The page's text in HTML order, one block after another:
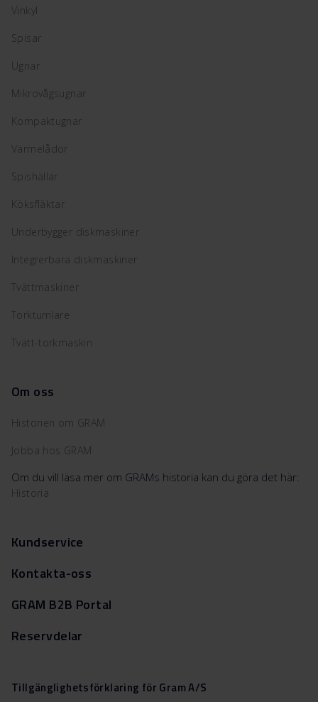
Vinkyl
Spisar
Ugnar
Mikrovågsugnar
Kompaktugnar
Värmelådor
Spishällar
Köksfläktar
Underbygger diskmaskiner
Integrerbara diskmaskiner
Tvättmaskiner
Torktumlare
Tvätt-torkmaskin
Om oss
Historien om GRAM
Jobba hos GRAM
Om du vill läsa mer om GRAMs historia kan du göra det här:
Historia
Kundservice
Kontakta-oss
GRAM B2B Portal
Reservdelar
Tillgänglighetsförklaring för Gram A/S